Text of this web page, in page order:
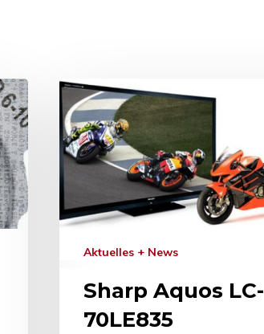
Aktuelles + News
Sharp Aquos LC-
70LE835